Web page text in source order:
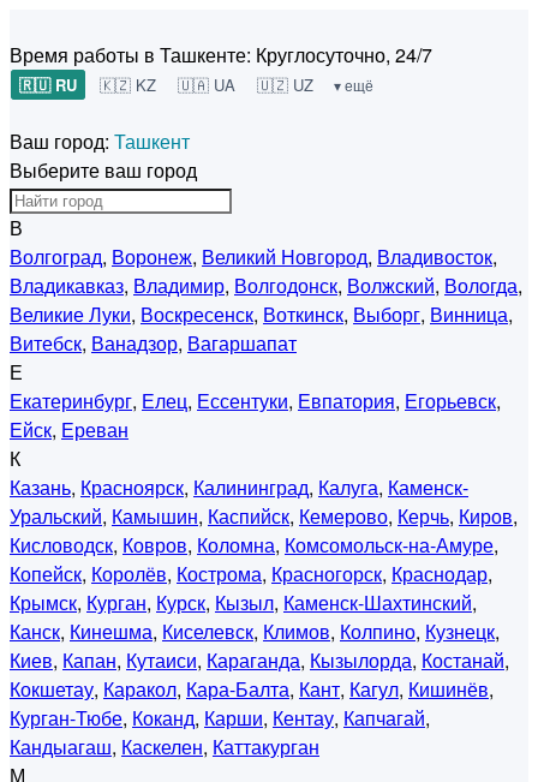
Время работы в Ташкенте: Круглосуточно, 24/7
🇷🇺 RU 🇰🇿 KZ 🇺🇦 UA 🇺🇿 UZ ▾ ещё
Ваш город: Ташкент
Выберите ваш город
В
Волгоград, Воронеж, Великий Новгород, Владивосток,
Владикавказ, Владимир, Волгодонск, Волжский, Вологда,
Великие Луки, Воскресенск, Воткинск, Выборг, Винница,
Витебск, Ванадзор, Вагаршапат
Е
Екатеринбург, Елец, Ессентуки, Евпатория, Егорьевск,
Ейск, Ереван
К
Казань, Красноярск, Калининград, Калуга, Каменск-
Уральский, Камышин, Каспийск, Кемерово, Керчь, Киров,
Кисловодск, Ковров, Коломна, Комсомольск-на-Амуре,
Копейск, Королёв, Кострома, Красногорск, Краснодар,
Крымск, Курган, Курск, Кызыл, Каменск-Шахтинский,
Канск, Кинешма, Киселевск, Климов, Колпино, Кузнецк,
Киев, Капан, Кутаиси, Караганда, Кызылорда, Костанай,
Кокшетау, Каракол, Кара-Балта, Кант, Кагул, Кишинёв,
Курган-Тюбе, Коканд, Карши, Кентау, Капчагай,
Кандыагаш, Каскелен, Каттакурган
М